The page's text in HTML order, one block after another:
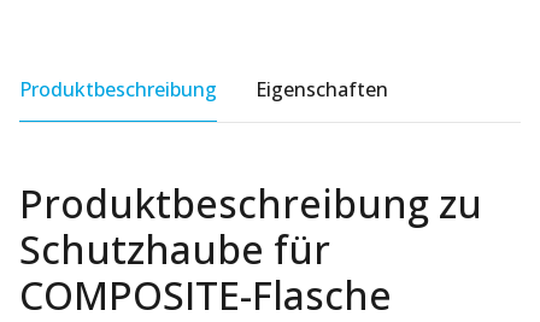
Produktbeschreibung Eigenschaften
Produktbeschreibung zu
Schutzhaube für
COMPOSITE-Flasche